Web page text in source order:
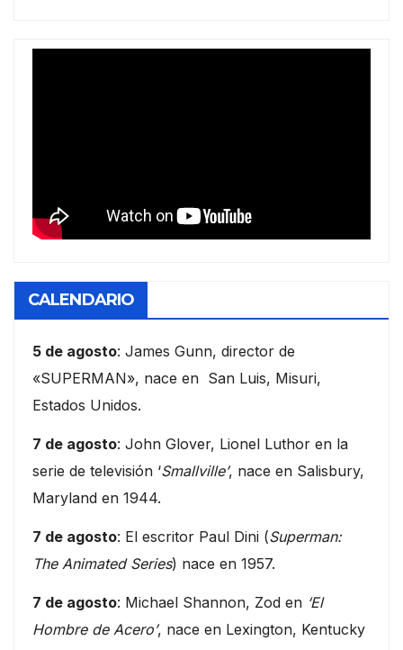
CALENDARIO
5 de agosto: James Gunn, director de
«SUPERMAN», nace en San Luis, Misuri,
Estados Unidos.
7 de agosto: John Glover, Lionel Luthor en la
serie de televisión ‘Smallville’, nace en Salisbury,
Maryland en 1944.
7 de agosto: El escritor Paul Dini (Superman:
The Animated Series) nace en 1957.
7 de agosto: Michael Shannon, Zod en ‘El
Hombre de Acero’, nace en Lexington, Kentucky